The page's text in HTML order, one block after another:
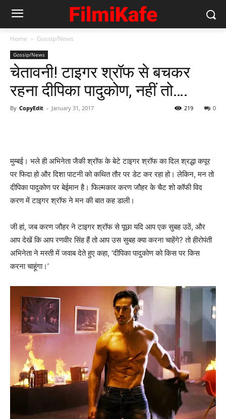
Home Gossip/News
Gossip/News
चेतावनी! टाइगर श्रॉफ से बचकर
रहना दीपिका पादुकोण, नहीं तो….
By CopyEdit - January 31, 2017 0
219
मुम्‍बई। भले ही अभिनेता जैकी श्रॉफ के बेटे टाइगर श्रॉफ का दिल श्रद्धा कपूर
पर फिदा हो और दिशा पाटनी को कथित तौर पर डेट कर रहा हो। लेकिन, मन तो
दीपिका पादुकोण पर बेईमान है। फिल्‍मकार करण जौहर के चैट शो कॉफी विद
करण में टाइगर श्रॉफ ने मन की बात कह डाली।
जी हां, जब करण जौहर ने टाइगर श्रॉफ से पूछा यदि आप एक सुबह उठें, और
आप देखें कि आप रणवीर सिंह हैं तो आप उस सुबह क्‍या करना चाहेंगे? तो हीरोपंती
अभिनेता ने मस्‍ती में जवाब देते हुए कहा, ‘दीपिका पादुकोण को किस पर किस
करना चाहूंगा।’